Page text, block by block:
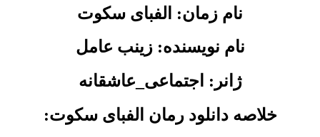
نام زمان: الفبای سکوت
نام نویسنده: زینب عامل
ژانر: اجتماعی_عاشقانه
خلاصه دانلود رمان الفبای سکوت: